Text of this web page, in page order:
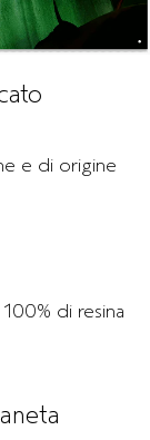
e di origine
di resina